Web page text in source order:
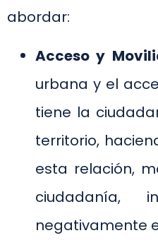
abordar:
Acceso y
urbana y el
tiene la
territorio,
esta relación,
ciudadanía,
negativamente